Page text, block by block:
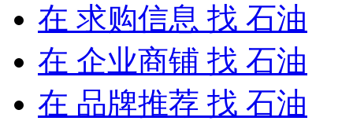
在 求购信息 找 石油
在 企业商铺 找 石油
在 品牌推荐 找 石油